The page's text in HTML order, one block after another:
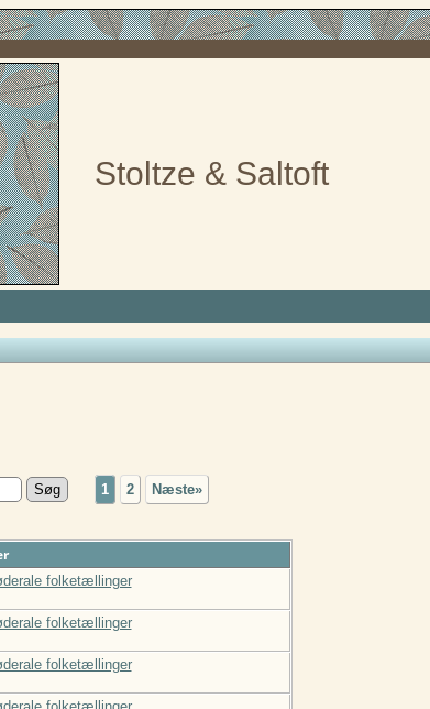
Stoltze & Saltoft
1 2 Næste»
folketællinger
folketællinger
folketællinger